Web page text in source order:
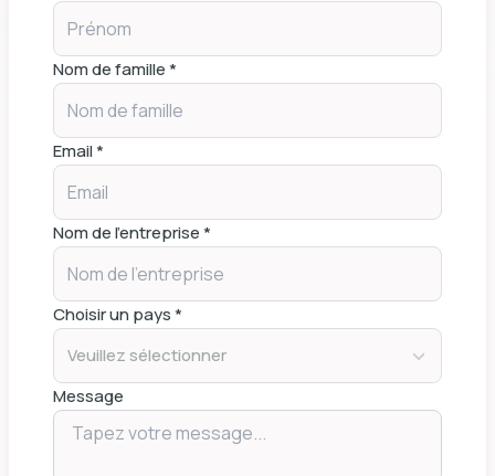
Nom de famille *
Email *
Nom de l'entreprise *
Choisir un pays *
Veuillez sélectionner
Message